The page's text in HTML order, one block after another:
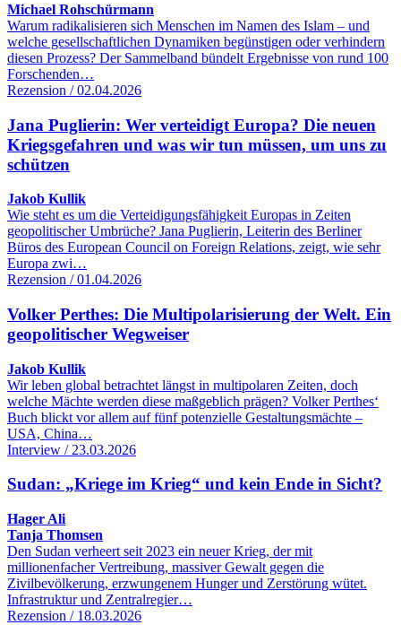
Michael Rohschürmann
Warum radikalisieren sich Menschen im Namen des Islam – und
welche gesellschaftlichen Dynamiken begünstigen oder verhindern
diesen Prozess? Der Sammelband bündelt Ergebnisse von rund 100
Forschenden…
Rezension / 02.04.2026
Jana Puglierin: Wer verteidigt Europa? Die neuen
Kriegsgefahren und was wir tun müssen, um uns zu
schützen
Jakob Kullik
Wie steht es um die Verteidigungsfähigkeit Europas in Zeiten
geopolitischer Umbrüche? Jana Puglierin, Leiterin des Berliner
Büros des European Council on Foreign Relations, zeigt, wie sehr
Europa zwi…
Rezension / 01.04.2026
Volker Perthes: Die Multipolarisierung der Welt. Ein
geopolitischer Wegweiser
Jakob Kullik
Wir leben global betrachtet längst in multipolaren Zeiten, doch
welche Mächte werden diese maßgeblich prägen? Volker Perthes‘
Buch blickt vor allem auf fünf potenzielle Gestaltungsmächte –
USA, China…
Interview / 23.03.2026
Sudan: „Kriege im Krieg“ und kein Ende in Sicht?
Hager Ali
Tanja Thomsen
Den Sudan verheert seit 2023 ein neuer Krieg, der mit
millionenfacher Vertreibung, massiver Gewalt gegen die
Zivilbevölkerung, erzwungenem Hunger und Zerstörung wütet.
Infrastruktur und Zentralregier…
Rezension / 18.03.2026